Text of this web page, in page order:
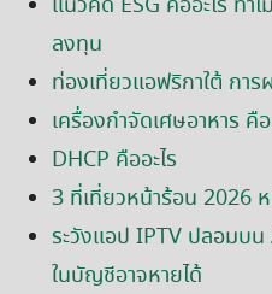
ลงทุน
ท่องเที่ยวแอฟริกาใต้ กา
เครื่องกำจัดเศษอาหาร คือ
DHCP คืออะไร
3 ที่เที่ยวหน้าร้อน 2026
ระวังแอป IPTV ปลอมบ
ในบัญชีอาจหายได้